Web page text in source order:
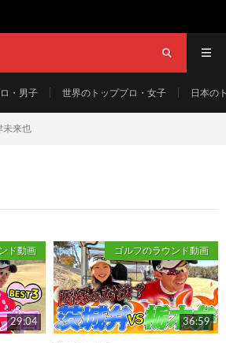
・男子 世界のトッププロ・女子 日本の
未来也
ド動画
29:04
ゴルフのラウンド動画
36:59